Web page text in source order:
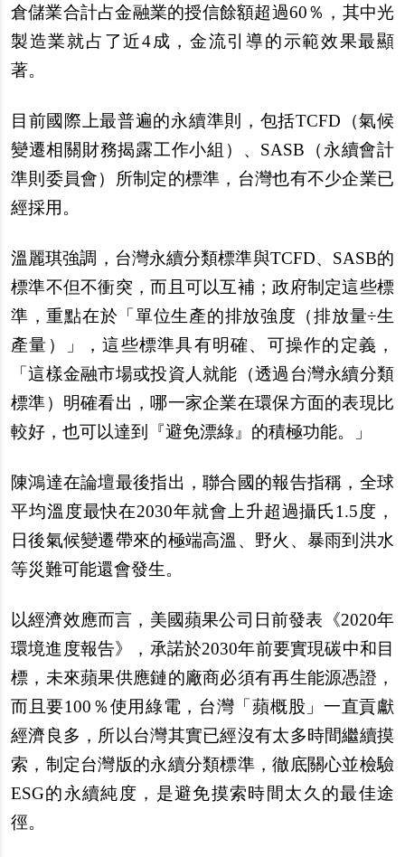
倉儲業合計占金融業的授信餘額超過60％，其中光
製造業就占了近4成，金流引導的示範效果最顯
著。
目前國際上最普遍的永續準則，包括TCFD（氣候
變遷相關財務揭露工作小組）、SASB（永續會計
準則委員會）所制定的標準，台灣也有不少企業已
經採用。
溫麗琪強調，台灣永續分類標準與TCFD、SASB的
標準不但不衝突，而且可以互補；政府制定這些標
準，重點在於「單位生產的排放強度（排放量÷生
產量）」，這些標準具有明確、可操作的定義，
「這樣金融市場或投資人就能（透過台灣永續分類
標準）明確看出，哪一家企業在環保方面的表現比
較好，也可以達到『避免漂綠』的積極功能。」
陳鴻達在論壇最後指出，聯合國的報告指稱，全球
平均溫度最快在2030年就會上升超過攝氏1.5度，
日後氣候變遷帶來的極端高溫、野火、暴雨到洪水
等災難可能還會發生。
以經濟效應而言，美國蘋果公司日前發表《2020年
環境進度報告》，承諾於2030年前要實現碳中和目
標，未來蘋果供應鏈的廠商必須有再生能源憑證，
而且要100％使用綠電，台灣「蘋概股」一直貢獻
經濟良多，所以台灣其實已經沒有太多時間繼續摸
索，制定台灣版的永續分類標準，徹底關心並檢驗
ESG的永續純度，是避免摸索時間太久的最佳途
徑。